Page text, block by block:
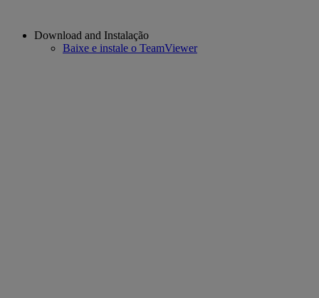
Download and Instalação
Baixe e instale o TeamViewer